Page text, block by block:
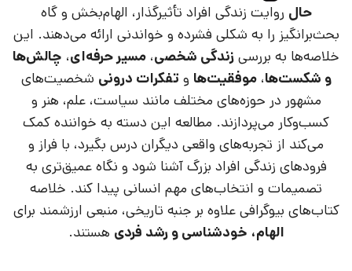
حال روایت زندگی افراد تأثیرگذار، الهام‌بخش و گاه
بحث‌برانگیز را به شکلی فشرده و خواندنی ارائه می‌دهند. این
خلاصه‌ها به بررسیزندگی شخصی، مسیر حرفه‌ای، چالش‌ها
و شکست‌ها،موفقیت‌ها و تفکرات درونی شخصیت‌های
مشهور در حوزه‌های مختلف مانند سیاست، علم، هنر و
کسب‌وکار می‌پردازند. مطالعه این دسته به خواننده کمک
می‌کند از تجربه‌های واقعی دیگران درس بگیرد، با فراز و
فرودهای زندگی افراد بزرگ آشنا شود و نگاه عمیق‌تری به
تصمیمات و انتخاب‌های مهم انسانی پیدا کند. خلاصه
کتاب‌های بیوگرافی علاوه بر جنبه تاریخی، منبعی ارزشمند برای
الهام، خودشناسی و رشد فردی هستند.